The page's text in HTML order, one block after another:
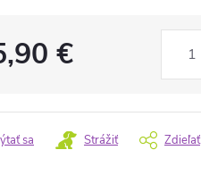
€
sa Strážiť Zdieľať